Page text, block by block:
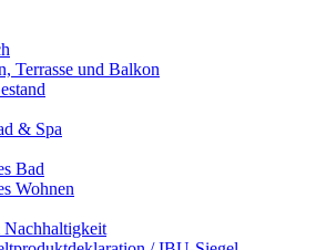
Terrasse und Balkon
& Spa
Bad
Wohnen